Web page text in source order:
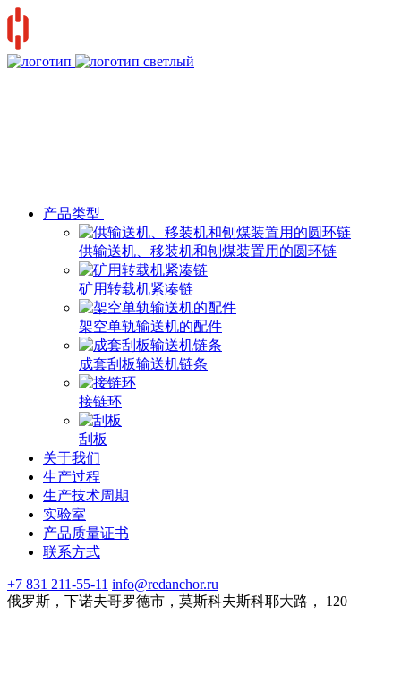
产品类型
供输送机、移装机和刨煤装置用的圆环链
矿用转载机紧凑链
架空单轨输送机的配件
成套刮板输送机链条
接链环
刮板
关于我们
生产过程
生产技术周期
实验室
产品质量证书
联系方式
+7 831 211-55-11 info@redanchor.ru
俄罗斯，下诺夫哥罗德市，莫斯科夫斯科耶大路， 120